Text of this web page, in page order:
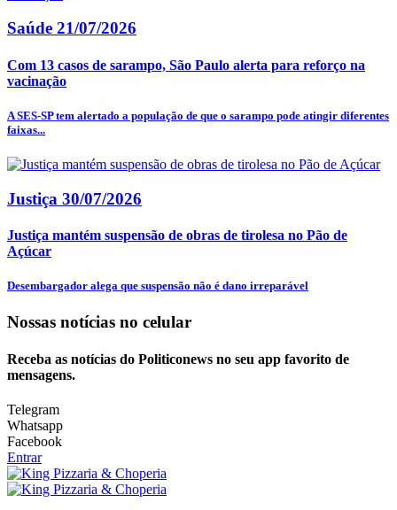
Saúde 21/07/2026
Com 13 casos de sarampo, São Paulo alerta para reforço na
vacinação
A SES-SP tem alertado a população de que o sarampo pode atingir diferentes
faixas...
Justiça 30/07/2026
Justiça mantém suspensão de obras de tirolesa no Pão de
Açúcar
Desembargador alega que suspensão não é dano irreparável
Nossas notícias no celular
Receba as notícias do Politiconews no seu app favorito de
mensagens.
Telegram
Whatsapp
Facebook
Entrar